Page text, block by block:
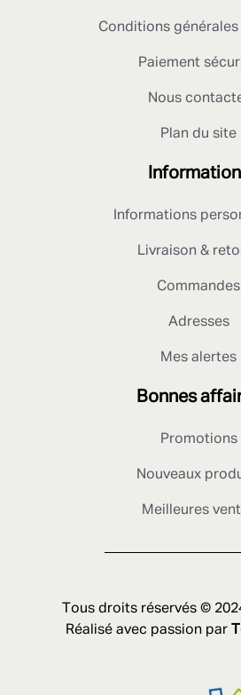
Conditions
Paiement
Nous
Plan du site
Informations
Livraison &
Commandes
Adresses
Mes alertes
Bonnes
Promotions
Nouveaux
Meilleures
Tous droits réservés ©
Réalisé avec passion par